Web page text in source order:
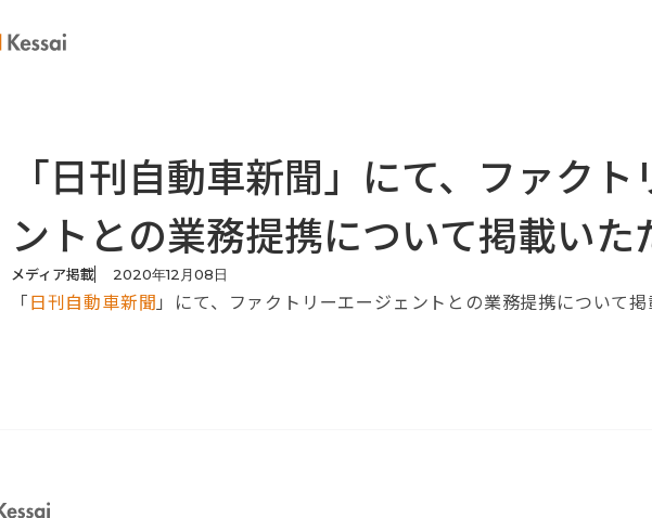
「日刊自動車新聞」にて、ファク
ントとの業務提携について掲載いた
メディア掲載 2020年12 月08日
「日刊自動車新聞 」にて、ファクトリーエージェントとの業務提携について掲